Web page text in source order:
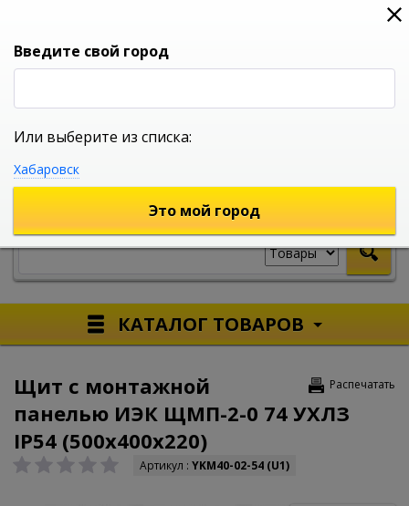
0
УНИВЕРСАЛЬНЫЙ ИНТЕРНЕТ МАГАЗИН
КАТАЛОГ ТОВАРОВ
Распечатать
Щит с монтажной
панелью ИЭК ЩМП-2-0 74 УХЛЗ
IP54 (500х400х220)
Артикул : YKM40-02-54 (U1)
Введите свой город
Или выберите из списка:
Хабаровск
Это мой город